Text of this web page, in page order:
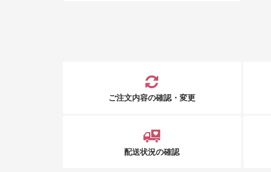
ご注文内容の確認・変更
配送状況の確認